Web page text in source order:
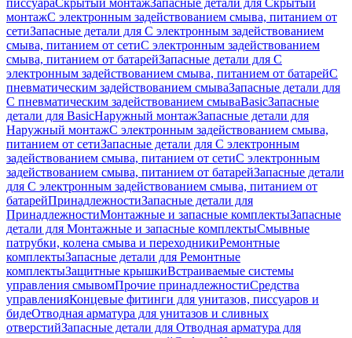
писсуараСкрытый монтажЗапасные детали для Скрытый
монтажС электронным задействованием смыва, питанием от
сетиЗапасные детали для С электронным задействованием
смыва, питанием от сетиС электронным задействованием
смыва, питанием от батарейЗапасные детали для С
электронным задействованием смыва, питанием от батарейС
пневматическим задействованием смываЗапасные детали для
С пневматическим задействованием смываBasicЗапасные
детали для BasicНаружный монтажЗапасные детали для
Наружный монтажС электронным задействованием смыва,
питанием от сетиЗапасные детали для С электронным
задействованием смыва, питанием от сетиС электронным
задействованием смыва, питанием от батарейЗапасные детали
для С электронным задействованием смыва, питанием от
батарейПринадлежностиЗапасные детали для
ПринадлежностиМонтажные и запасные комплектыЗапасные
детали для Монтажные и запасные комплектыСмывные
патрубки, колена смыва и переходникиРемонтные
комплектыЗапасные детали для Ремонтные
комплектыЗащитные крышкиВстраиваемые системы
управления смывомПрочие принадлежностиСредства
управленияКонцевые фитинги для унитазов, писсуаров и
бидеОтводная арматура для унитазов и сливных
отверстийЗапасные детали для Отводная арматура для